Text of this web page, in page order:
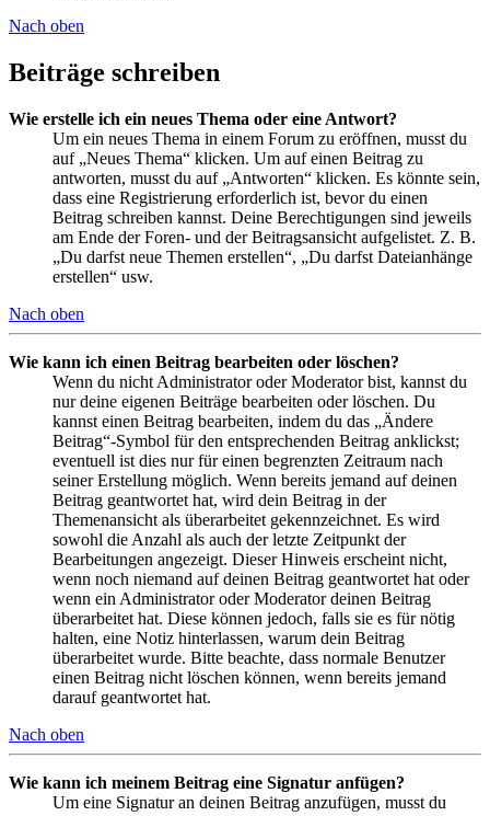
Nach oben
Beiträge schreiben
Wie erstelle ich ein neues Thema oder eine Antwort?
Um ein neues Thema in einem Forum zu eröffnen, musst du
auf „Neues Thema“ klicken. Um auf einen Beitrag zu
antworten, musst du auf „Antworten“ klicken. Es könnte sein,
dass eine Registrierung erforderlich ist, bevor du einen
Beitrag schreiben kannst. Deine Berechtigungen sind jeweils
am Ende der Foren- und der Beitragsansicht aufgelistet. Z. B.
„Du darfst neue Themen erstellen“, „Du darfst Dateianhänge
erstellen“ usw.
Nach oben
Wie kann ich einen Beitrag bearbeiten oder löschen?
Wenn du nicht Administrator oder Moderator bist, kannst du
nur deine eigenen Beiträge bearbeiten oder löschen. Du
kannst einen Beitrag bearbeiten, indem du das „Ändere
Beitrag“-Symbol für den entsprechenden Beitrag anklickst;
eventuell ist dies nur für einen begrenzten Zeitraum nach
seiner Erstellung möglich. Wenn bereits jemand auf deinen
Beitrag geantwortet hat, wird dein Beitrag in der
Themenansicht als überarbeitet gekennzeichnet. Es wird
sowohl die Anzahl als auch der letzte Zeitpunkt der
Bearbeitungen angezeigt. Dieser Hinweis erscheint nicht,
wenn noch niemand auf deinen Beitrag geantwortet hat oder
wenn ein Administrator oder Moderator deinen Beitrag
überarbeitet hat. Diese können jedoch, falls sie es für nötig
halten, eine Notiz hinterlassen, warum dein Beitrag
überarbeitet wurde. Bitte beachte, dass normale Benutzer
einen Beitrag nicht löschen können, wenn bereits jemand
darauf geantwortet hat.
Nach oben
Wie kann ich meinem Beitrag eine Signatur anfügen?
Um eine Signatur an deinen Beitrag anzufügen, musst du